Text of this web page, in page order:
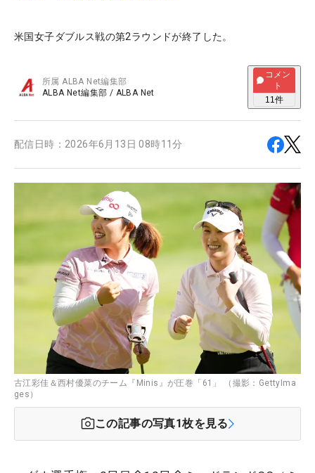
米国女子ダブルス戦の第2ラウンドが終了した。
所属ALBA Net編集部
ALBA Net編集部 / ALBA Net
コメン
ト
11件
配信日時： 2026年6月13日 08時11分
古江彩佳＆西村優菜のチーム『Minis』が圧巻「61」 （撮影：GettyIma
ges）
この記事の写真1枚を見る